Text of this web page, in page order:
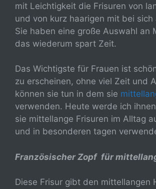
mit Leichtigkeit die Frisuren von
und von kurz haarigen mit bei sich
Sie haben eine große Auswahl an
das wiederum spart Zeit.
Das Wichtigste für Frauen ist
zu erscheinen, ohne viel Zeit und
können sie tun in dem sie
verwenden. Heute werde ich
sie mittellange Frisuren im Alltag
und in besonderen tagen
Französischer Zopf für
Diese Frisur gibt den mittellangen